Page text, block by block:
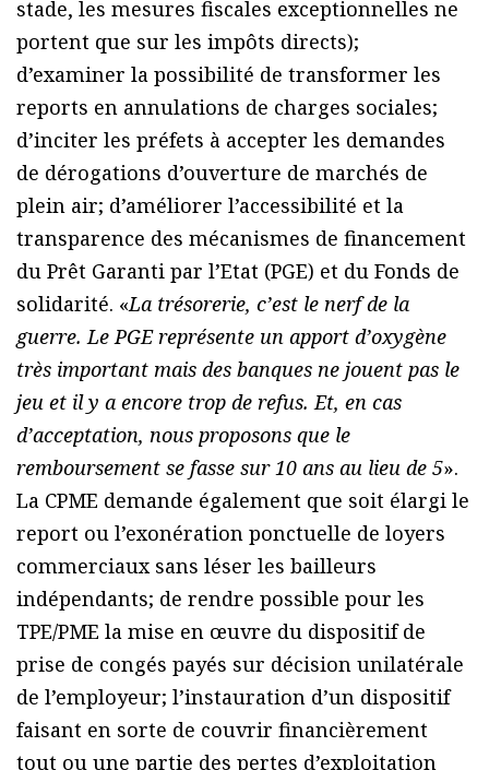
stade, les mesures fiscales exceptionnelles ne
portent que sur les impôts directs);
d’examiner la possibilité de transformer les
reports en annulations de charges sociales;
d’inciter les préfets à accepter les demandes
de dérogations d’ouverture de marchés de
plein air; d’améliorer l’accessibilité et la
transparence des mécanismes de financement
du Prêt Garanti par l’Etat (PGE) et du Fonds de
solidarité. «La trésorerie, c’est le nerf de la
guerre. Le PGE représente un apport d’oxygène
très important mais des banques ne jouent pas le
jeu et il y a encore trop de refus. Et, en cas
d’acceptation, nous proposons que le
remboursement se fasse sur 10 ans au lieu de 5».
La CPME demande également que soit élargi le
report ou l’exonération ponctuelle de loyers
commerciaux sans léser les bailleurs
indépendants; de rendre possible pour les
TPE/PME la mise en œuvre du dispositif de
prise de congés payés sur décision unilatérale
de l’employeur; l’instauration d’un dispositif
faisant en sorte de couvrir financièrement
tout ou une partie des pertes d’exploitation